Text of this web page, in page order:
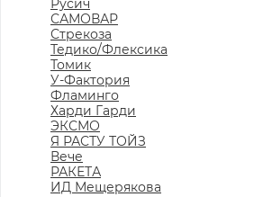
Русич
САМОВАР
Стрекоза
Тедико/Флексика
Томик
У-Фактория
Фламинго
Харди Гарди
ЭКСМО
Я РАСТУ ТОЙЗ
Вече
РАКЕТА
ИД Мещерякова